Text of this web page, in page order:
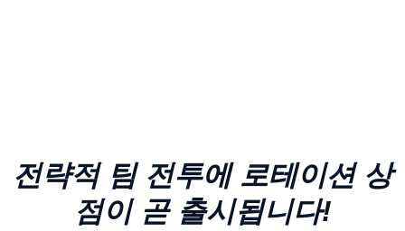
전략적 팀 전투에 로테이션 상
점이 곧 출시됩니다!